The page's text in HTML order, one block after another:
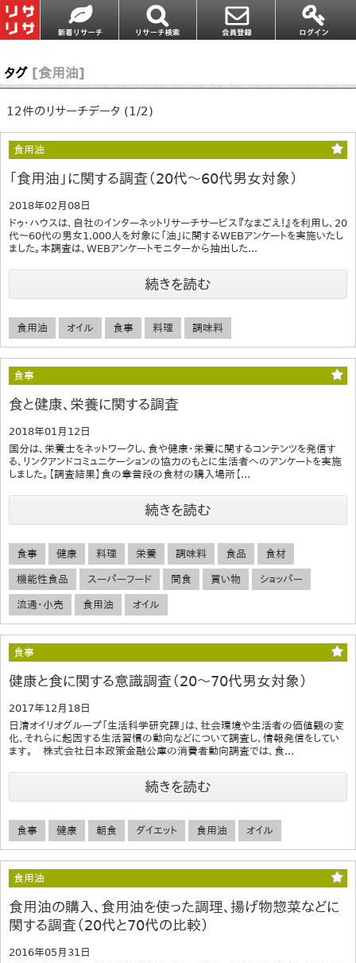
タグ [食用油]
12件のリサーチデータ (1/2)
食用油
「食用油」に関する調査（20代～60代男女対象）
2018年02月08日
ドゥ・ハウスは、自社のインターネットリサーチサービス『なまごえ！』を利用し、20
代～60代の男女1,000人を対象に「油」に関するWEBアンケートを実施いたし
ました。本調査は、WEBアンケートモニターから抽出した...
続きを読む
食用油 オイル 食事 料理 調味料
食事
食と健康、栄養に関する調査
2018年01月12日
国分は、栄養士をネットワークし、食や健康・栄養に関するコンテンツを発信す
る、リンクアンドコミュニケーションの協力のもとに生活者へのアンケートを実施
しました。【調査結果】食の章普段の食材の購入場所【...
続きを読む
食事 健康 料理 栄養 調味料 食品 食材
機能性食品 スーパーフード 間食 買い物 ショッパー
流通・小売 食用油 オイル
食事
健康と食に関する意識調査（20～70代男女対象）
2017年12月18日
日清オイリオグループ「生活科学研究課」は、社会環境や生活者の価値観の変
化、それらに起因する生活習慣の動向などについて調査し、情報発信をしてい
ます。 株式会社日本政策金融公庫の消費者動向調査では、食...
続きを読む
食事 健康 朝食 ダイエット 食用油 オイル
食用油
食用油の購入、食用油を使った調理、揚げ物惣菜などに
関する調査（20代と70代の比較）
2016年05月31日